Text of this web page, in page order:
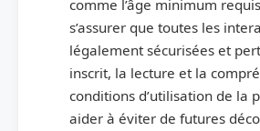
comme l’âge minimum
s’assurer que toutes les
légalement sécurisées et
inscrit, la lecture et la
conditions d’utilisation de la
aider à éviter de futures